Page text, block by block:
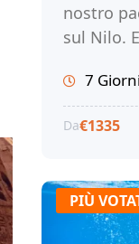
nostro
sul Nilo.
Prenota
7
Da€1335
PIÙ